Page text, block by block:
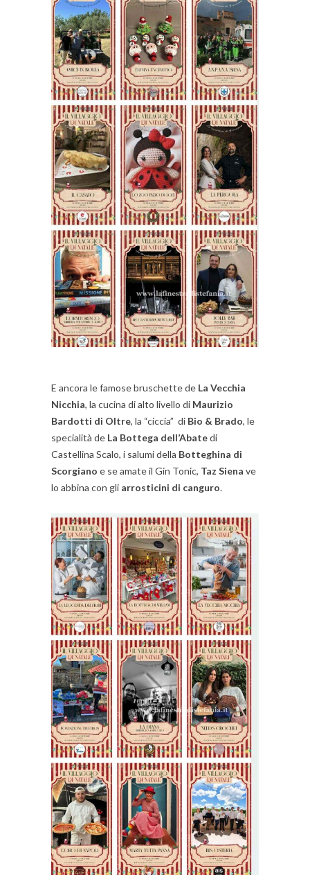
E ancora le famose bruschette de La Vecchia
Nicchia, la cucina di alto livello di Maurizio
Bardotti di Oltre, la “ciccia” di Bio & Brado, le
specialità de La Bottega dell’Abatedi
Castellina Scalo, i salumi della Botteghina di
Scorgiano e se amate il Gin Tonic, Taz Siena ve
lo abbina con gli arrosticini di canguro.